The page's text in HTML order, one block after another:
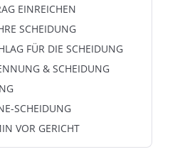
EINREICHEN
SCHEIDUNG
FÜR DIE SCHEIDUNG
& SCHEIDUNG
SCHEIDUNG
VOR GERICHT